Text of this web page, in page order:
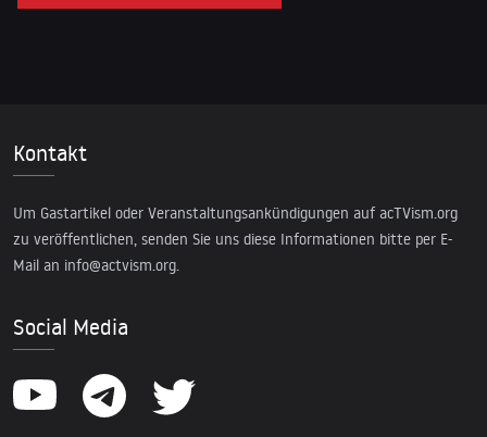
Kontakt
Um Gastartikel oder Veranstaltungsankündigungen auf acTVism.org
zu veröffentlichen, senden Sie uns diese Informationen bitte per E-
Mail an info@actvism.org.
Social Media